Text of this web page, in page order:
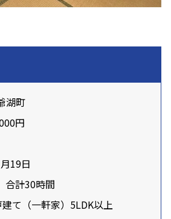
湖町
円
19日
計30時間
建て（一軒家）5LDK以上